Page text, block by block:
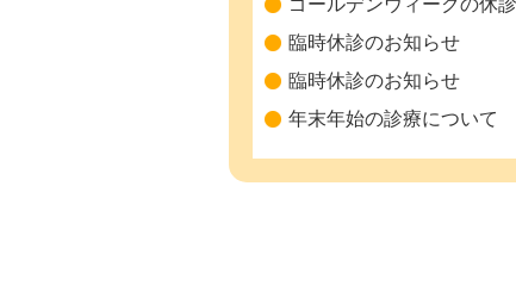
臨時休診のお知らせ
臨時休診のお知らせ
年末年始の診療について